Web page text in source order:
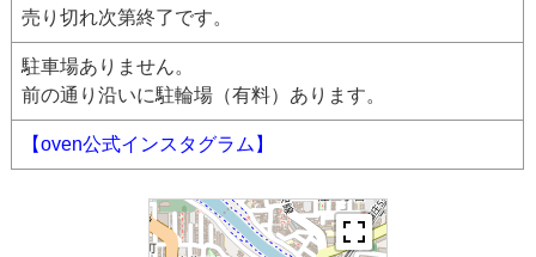
売り切れ次第終了です。
駐車場ありません。
前の通り沿いに駐輪場（有料）あります。
【oven公式インスタグラム】